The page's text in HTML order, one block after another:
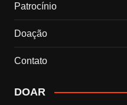
Patrocínio
Doação
Contato
DOAR